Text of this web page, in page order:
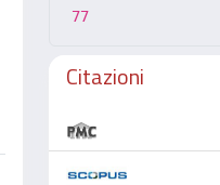
77
Citazioni